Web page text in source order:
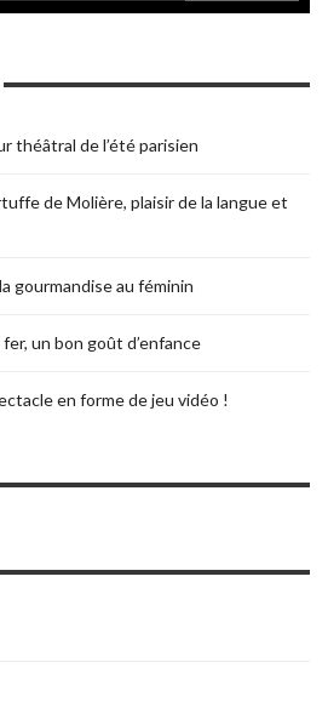
théâtral de l’été parisien
de Molière, plaisir de la langue et
gourmandise au féminin
un bon goût d’enfance
en forme de jeu vidéo !